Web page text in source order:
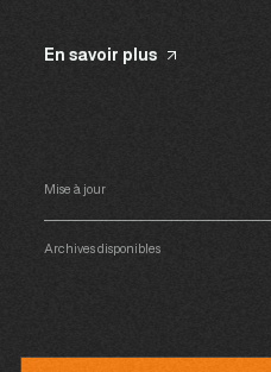
En savoir plus
Mise à jour
Archives disponibles